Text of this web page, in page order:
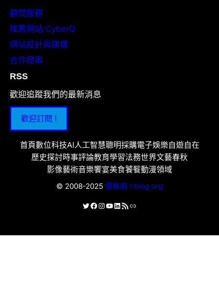
顧問服務
推薦網站:CyberQ
網站設計與建構
合作提案
RSS
歡迎追蹤我們的最新消息
歡迎訂閱 !
首頁數位科技AI人工智慧聰明採購電子娛樂自遊自在
歷史探討時事評論教育學習法務世界文藝春秋
影像藝術音樂饗宴美食饕餮動漫領域
© 2008-2025 優格網 Yblog.org
X Facebook
Instagram
YouTube
LinkedIn
RSS 資訊提供連結